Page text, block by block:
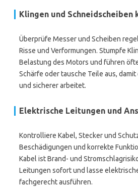
Klingen und
Überprüfe Messer und Scheiben
Risse und Verformungen. Stumpfe
Belastung des Motors und führen
Schärfe oder tausche Teile aus,
und sicherer arbeitet.
Elektrische Leitungen und
Kontrolliere Kabel, Stecker und
Beschädigungen und korrekte
Kabel ist Brand- und
Leitungen sofort und lasse
fachgerecht ausführen.